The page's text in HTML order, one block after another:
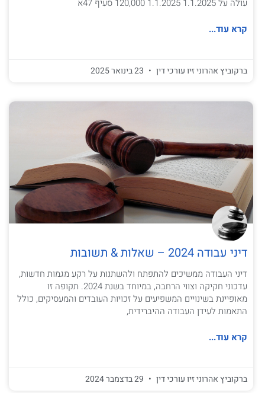
עולה על 1.1.2025 1.1.2025 120,000 סעיף 47א
קרא עוד...
ברקוביץ אהרוני זיו עורכי דין
דיני עבודה 2024 – שאלות & תשובות
דיני העבודה ממשיכים להתפתח ולהשתנות על רקע מגמות חדשות,
עדכוני חקיקה וצווי הרחבה, במיוחד בשנת 2024. תקופה זו
מאופיינת בשינויים המשפיעים על זכויות העובדים והמעסיקים, כולל
התאמות לעידן העבודה ההיברידית,
קרא עוד...
ברקוביץ אהרוני זיו עורכי דין